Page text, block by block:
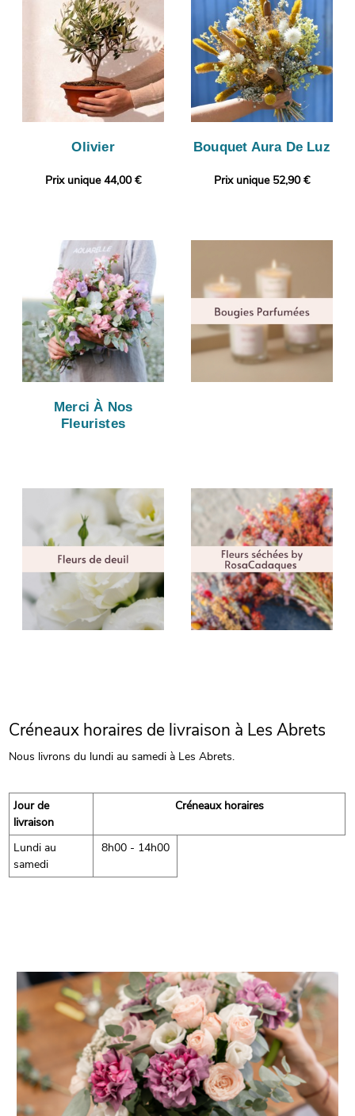
Olivier
Prix unique 44,00 €
Bouquet Aura De Luz
Prix unique 52,90 €
Merci À Nos
Fleuristes
Créneaux horaires de livraison à Les Abrets
Nous livrons du lundi au samedi à Les Abrets.
Jour de
livraison
Créneaux horaires
Lundi au
samedi
8h00 - 14h00